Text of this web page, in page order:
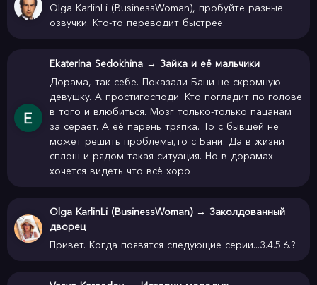
Olga KarlinLi (BusinessWoman), пробуйте разные
озвучки. Кто-то переводит быстрее.
Ekaterina Sedokhina → Зайка и её мальчики
Дорама, так себе. Показали Бани не скромную
девушку. А простигосподи. Кто погладит по голове
в того и влюбиться. Мозг только-только пацанам
за серает. А её парень тряпка. То с бывшей не
может решить проблемы,то с Бани. Да в жизни
сплош и рядом такая ситуация. Но в дорамах
хочется видеть что всё хоро
Olga KarlinLi (BusinessWoman) → Заколдованный
дворец
Привет. Когда появятся следующие серии...3.4.5.6.?